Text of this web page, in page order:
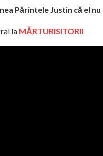
Părintele Justin că el
la MĂRTURISITORII